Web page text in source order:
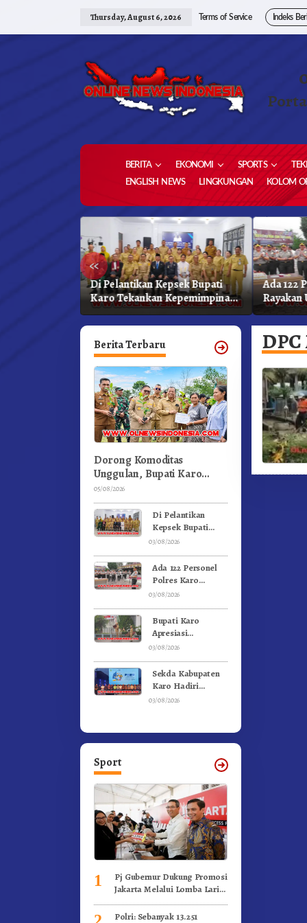
Thursday, August 6, 2026 Terms of Service Indeks
BERITA EKONOMI SPORTS
ENGLISH NEWS
LINGKUNGAN KOLOM
«
Di Pelantikan Kepsek Bupati
Karo Tekankan Kepemimpinan
Profesional Dongkrak Mutu
Pendidikan
Ada 122
Rayakan
Berita Terbaru
Dorong Komoditas
Unggulan, Bupati Karo
Serahkan 1,2 Juta Benih
Kopi Arabika
05/08/2026
Di Pelantikan
Kepsek Bupati
Karo Tekankan
Profesional
Dongkrak Mutu
03/08/2026
Ada 122 Personel
Polres Karo
Rayakan Ulang
03/08/2026
Bupati Karo
Apresiasi
Suksesnya FBB
Targetkan FBB
2027 Go
03/08/2026
Sekda Kabupaten
Karo Hadiri
Penutupan (PRSU)
03/08/2026
Sport
1
Pj Gubernur Dukung Promosi
Jakarta Melalui Lomba Lari
Polri: Sebanyak 13.251